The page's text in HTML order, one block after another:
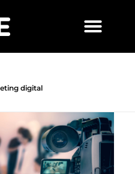
digital